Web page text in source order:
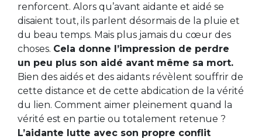
renforcent. Alors qu’avant aidante et aidé se
disaient tout, ils parlent désormais de la pluie et
du beau temps. Mais plus jamais du cœur des
choses. Cela donne l’impression de perdre
un peu plus son aidé avant même sa mort.
Bien des aidés et des aidants révèlent souffrir de
cette distance et de cette abdication de la vérité
du lien. Comment aimer pleinement quand la
vérité est en partie ou totalement retenue ?
L’aidante lutte avec son propre conflit